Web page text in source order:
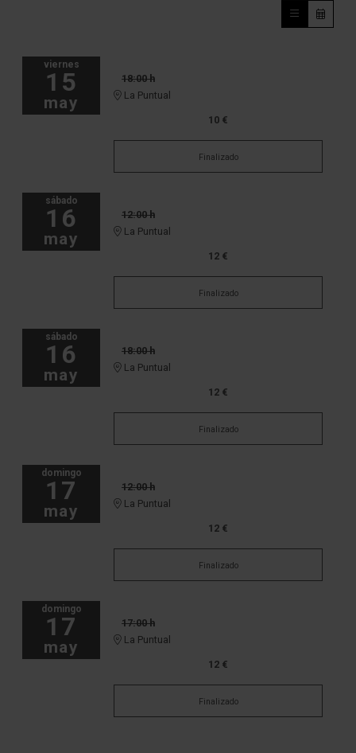
viernes
15
may
18:00 h
La Puntual
10 €
Finalizado
sábado
16
may
12:00 h
La Puntual
12 €
Finalizado
sábado
16
may
18:00 h
La Puntual
12 €
Finalizado
domingo
17
may
12:00 h
La Puntual
12 €
Finalizado
domingo
17
may
17:00 h
La Puntual
12 €
Finalizado